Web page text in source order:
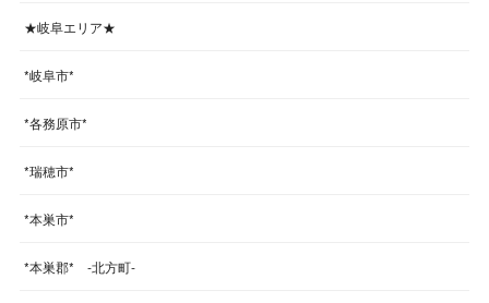
★岐阜エリア★
*岐阜市*
*各務原市*
*瑞穂市*
*本巣市*
*本巣郡* -北方町-